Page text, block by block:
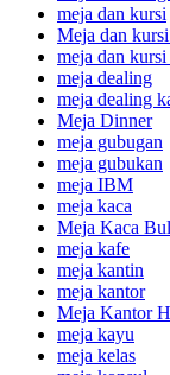
meja dan kursi
Meja dan
meja dan
meja dealing
meja dealing
Meja Dinner
meja gubugan
meja gubukan
meja IBM
meja kaca
Meja Kaca
meja kafe
meja kantin
meja kantor
Meja Kantor
meja kayu
meja kelas